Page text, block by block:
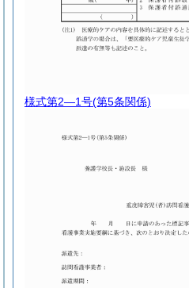
様式第2―1号(第5条関係)